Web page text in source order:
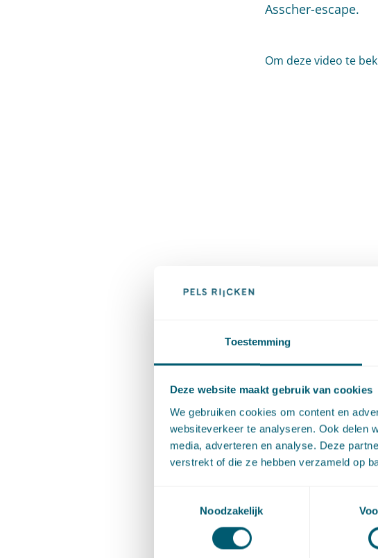
Toestemming
Deze website maakt gebruik van cookies
We gebruiken cookies om content en
websiteverkeer te analyseren. Ook delen
media, adverteren en analyse. Deze
verstrekt of die ze hebben verzameld op
Noodzakelijk
Asscher-escape.
Om deze video te
Rechtbank